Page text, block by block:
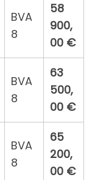
BVA
8
58
900,
00 €
BVA
8
63
500,
00 €
BVA
8
65
200,
00 €